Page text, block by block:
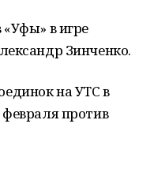
в игре
Зинченко.
на УТС в
против